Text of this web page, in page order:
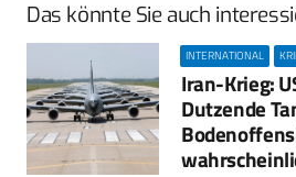
Das könnte Sie auch
INTERNATIONAL
Iran-Krieg:
Dutzende